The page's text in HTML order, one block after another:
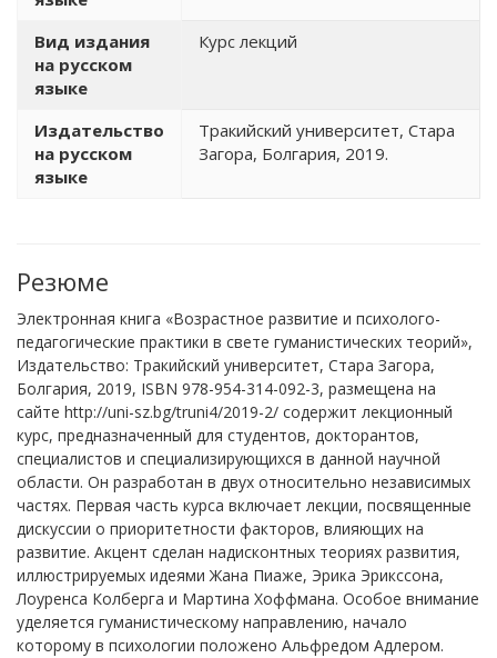
Вид издания
на русском
языке
Курс лекций
Издательство
на русском
языке
Тракийский университет, Стара
Загора, Болгария, 2019.
Резюме
Электронная книга «Возрастное развитие и психолого-
педагогические практики в свете гуманистических теорий»,
Издательство: Тракийский университет, Стара Загора,
Болгария, 2019, ISBN 978-954-314-092-3, размещена на
сайте http://uni-sz.bg/truni4/2019-2/ содержит лекционный
курс, предназначенный для студентов, докторантов,
специалистов и специализирующихся в данной научной
области. Он разработан в двух относительно независимых
частях. Первая часть курса включает лекции, посвященные
дискуссии о приоритетности факторов, влияющих на
развитие. Акцент сделан надисконтных теориях развития,
иллюстрируемых идеями Жана Пиаже, Эрика Эрикссона,
Лоуренса Колберга и Мартина Хоффмана. Особое внимание
уделяется гуманистическому направлению, начало
которому в психологии положено Альфредом Адлером.